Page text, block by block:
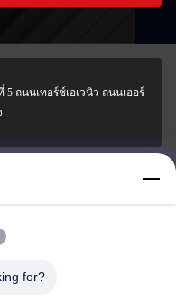
5 ถนนเทอร์ช์เอเวนิว ถนนเออร์
for?